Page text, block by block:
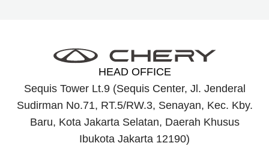
HEAD OFFICE
Sequis Tower Lt.9 (Sequis Center, Jl. Jenderal
Sudirman No.71, RT.5/RW.3, Senayan, Kec. Kby.
Baru, Kota Jakarta Selatan, Daerah Khusus
Ibukota Jakarta 12190)